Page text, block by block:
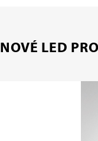
NOVÉ LED